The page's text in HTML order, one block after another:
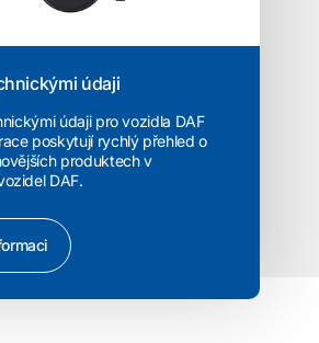
údaji
údaji pro vozidla DAF
poskytují rychlý přehled o
produktech v
DAF.